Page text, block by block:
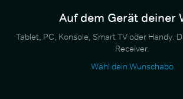
Auf dem Gerät deiner
Tablet, PC, Konsole, Smart TV oder Handy.
Receiver.
Wähl dein Wunschabo